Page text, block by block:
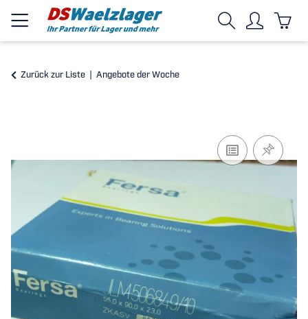
Zurück zur Liste Angebote der Woche